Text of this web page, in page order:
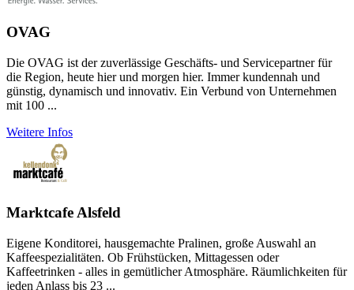
OVAG
Die OVAG ist der zuver­lässige Geschäfts- und Service­partner für
die Region, heute hier und morgen hier. Immer kunden­nah und
günstig, dyna­misch und inno­vativ. Ein Verbund von Unter­neh­men
mit 100 ...
Weitere Infos
Marktcafe Alsfeld
Eigene Konditorei, hausgemachte Pralinen, große Auswahl an
Kaffeespezialitäten. Ob Frühstücken, Mittagessen oder
Kaffeetrinken - alles in gemütlicher Atmosphäre. Räumlichkeiten für
jeden Anlass bis 23 ...